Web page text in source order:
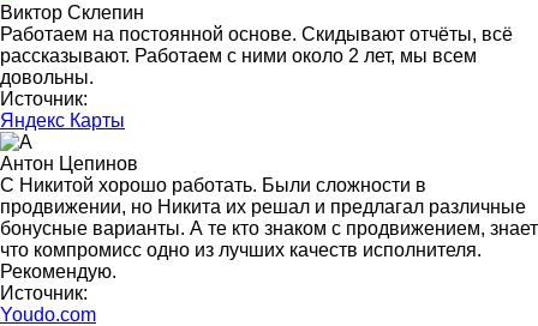
Виктор Склепин
Работаем на постоянной основе. Скидывают отчёты, всё
рассказывают. Работаем с ними около 2 лет, мы всем
довольны.
Источник:
Яндекс Карты
Антон Цепинов
С Никитой хорошо работать. Были сложности в
продвижении, но Никита их решал и предлагал различные
бонусные варианты. А те кто знаком с продвижением, знает
что компромисс одно из лучших качеств исполнителя.
Рекомендую.
Источник:
Youdo.com